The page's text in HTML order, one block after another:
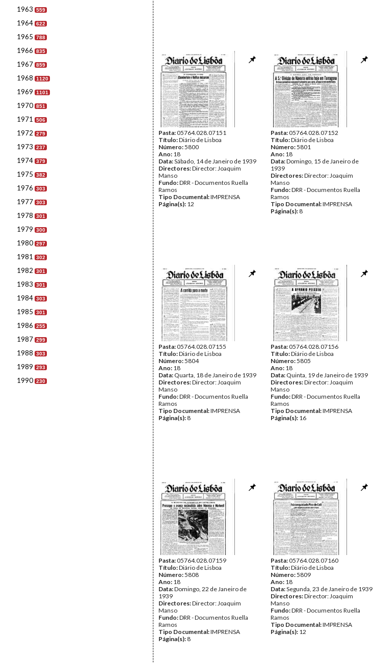
1963 559
1964 622
1965 788
1966 835
1967 859
1968 1120
1969 1101
1970 851
1971 506
1972 279
1973 237
1974 379
1975 382
1976 303
1977 303
1978 301
1979 300
1980 297
1981 302
1982 301
1983 301
1984 303
1985 301
1986 255
1987 299
1988 303
1989 293
1990 230
Pasta:05764.028.07151
Título:Diário de Lisboa
Número:5800
Ano: 18
Data:Sábado, 14 de Janeiro de 1939
Directores:Director: Joaquim
Manso
Fundo:DRR - Documentos Ruella
Ramos
Tipo Documental:IMPRENSA
Página(s): 12
Pasta:05764.028.07152
Título:Diário de Lisboa
Número:5801
Ano: 18
Data:Domingo, 15 de Janeiro de
1939
Directores:Director: Joaquim
Manso
Fundo:DRR - Documentos Ruella
Ramos
Tipo Documental:IMPRENSA
Página(s): 8
Pasta:05764.028.07155
Título:Diário de Lisboa
Número:5804
Ano: 18
Data: Quarta, 18 de Janeiro de 1939
Directores:Director: Joaquim
Manso
Fundo:DRR - Documentos Ruella
Ramos
Tipo Documental:IMPRENSA
Página(s): 8
Pasta:05764.028.07156
Título:Diário de Lisboa
Número:5805
Ano: 18
Data: Quinta, 19 de Janeiro de 1939
Directores:Director: Joaquim
Manso
Fundo:DRR - Documentos Ruella
Ramos
Tipo Documental:IMPRENSA
Página(s): 16
Pasta:05764.028.07159
Título:Diário de Lisboa
Número:5808
Ano: 18
Data:Domingo, 22 de Janeiro de
1939
Directores:Director: Joaquim
Manso
Fundo:DRR - Documentos Ruella
Ramos
Tipo Documental:IMPRENSA
Página(s): 8
Pasta:05764.028.07160
Título:Diário de Lisboa
Número:5809
Ano: 18
Data:Segunda, 23 de Janeiro de 1939
Directores:Director: Joaquim
Manso
Fundo:DRR - Documentos Ruella
Ramos
Tipo Documental:IMPRENSA
Página(s): 12